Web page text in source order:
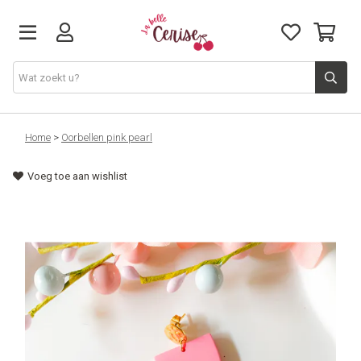
Just arrived
Juwelen & Accessoires
Lifestyle & Gifts
Cadeaubon
Home > Oorbellen pink pearl
Voeg toe aan wishlist